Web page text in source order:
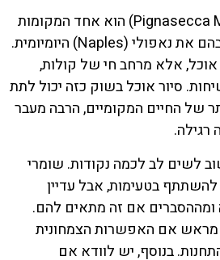
שוק פיגנאסכה (Pignasecca Market) הוא אחד המקומות
המעניינים ביותר לחוות בהם את נאפולי (Naples) היומיומית.
אלא מרחב חי של קולות,
סיור אוכל בשוק כזה יכול לתת
של החיים המקומיים, הרבה מעבר
לשים לב לכמה נקודות. שומרי
בטעימות, אבל עדיין
ומההסברים אם זה מתאים להם.
מראש אם האפשרות הצמחונית
בנוסף, יש לוודא אם